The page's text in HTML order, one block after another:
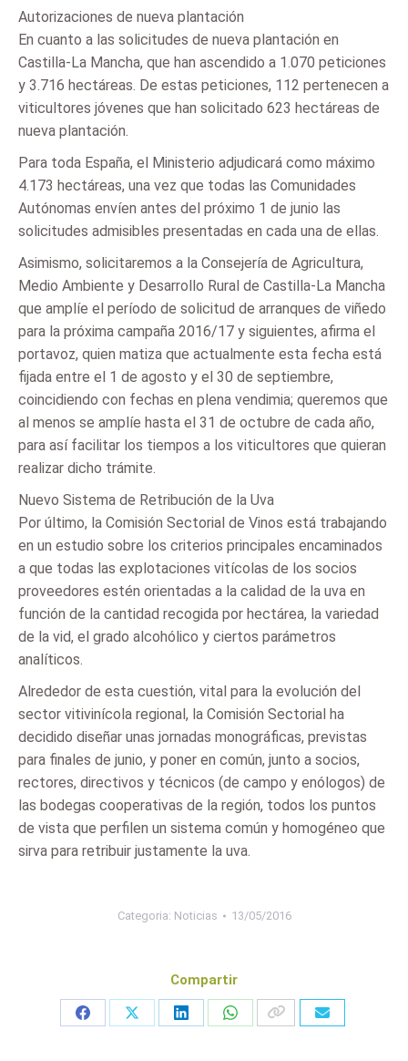
Autorizaciones de nueva plantación
En cuanto a las solicitudes de nueva plantación en
Castilla-La Mancha, que han ascendido a 1.070 peticiones
y 3.716 hectáreas. De estas peticiones, 112 pertenecen a
viticultores jóvenes que han solicitado 623 hectáreas de
nueva plantación.
Para toda España, el Ministerio adjudicará como máximo
4.173 hectáreas, una vez que todas las Comunidades
Autónomas envíen antes del próximo 1 de junio las
solicitudes admisibles presentadas en cada una de ellas.
Asimismo, solicitaremos a la Consejería de Agricultura,
Medio Ambiente y Desarrollo Rural de Castilla-La Mancha
que amplíe el período de solicitud de arranques de viñedo
para la próxima campaña 2016/17 y siguientes, afirma el
portavoz, quien matiza que actualmente esta fecha está
fijada entre el 1 de agosto y el 30 de septiembre,
coincidiendo con fechas en plena vendimia; queremos que
al menos se amplíe hasta el 31 de octubre de cada año,
para así facilitar los tiempos a los viticultores que quieran
realizar dicho trámite.
Nuevo Sistema de Retribución de la Uva
Por último, la Comisión Sectorial de Vinos está trabajando
en un estudio sobre los criterios principales encaminados
a que todas las explotaciones vitícolas de los socios
proveedores estén orientadas a la calidad de la uva en
función de la cantidad recogida por hectárea, la variedad
de la vid, el grado alcohólico y ciertos parámetros
analíticos.
Alrededor de esta cuestión, vital para la evolución del
sector vitivinícola regional, la Comisión Sectorial ha
decidido diseñar unas jornadas monográficas, previstas
para finales de junio, y poner en común, junto a socios,
rectores, directivos y técnicos (de campo y enólogos) de
las bodegas cooperativas de la región, todos los puntos
de vista que perfilen un sistema común y homogéneo que
sirva para retribuir justamente la uva.
Categoria: Noticias 13/05/2016
Compartir
Share
Share
Share
Share